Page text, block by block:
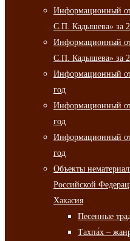
Информационный
С.П. Кадышева» за
Информационный
С.П. Кадышева» за
Информационный
год
Информационный
год
Информационный
год
Объекты
Российской
Хакасия
Песенные
Тахпа́х –